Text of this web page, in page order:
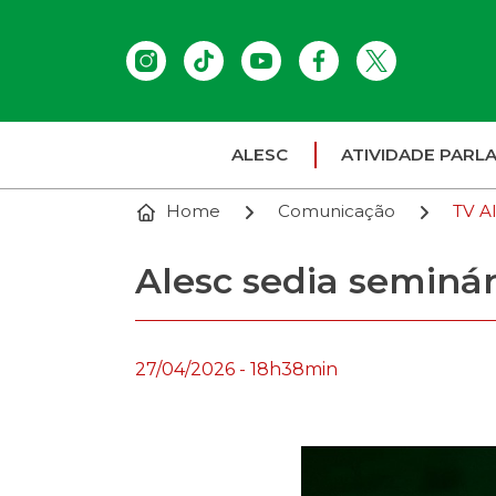
ALESC ATIVIDADE
Home Comunicação TV
Alesc sedia
27/04/2026 - 18h38min